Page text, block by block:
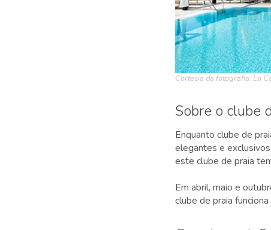
Cortesia da fotografia: La
Sobre o clube
Enquanto clube de
elegantes e
este clube de praia
Em abril, maio e
clube de praia